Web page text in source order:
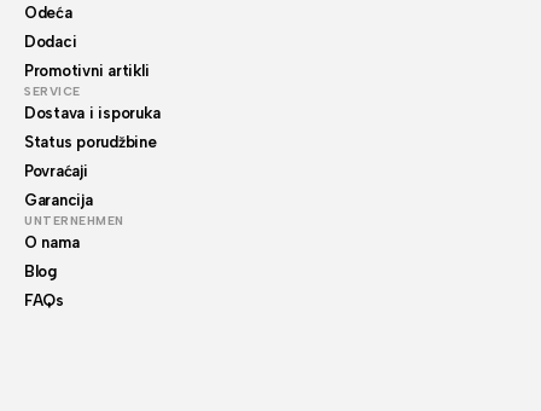
Odeća
Dodaci
Promotivni artikli
SERVICE
Dostava i isporuka
Status porudžbine
Povraćaji
Garancija
UNTERNEHMEN
O nama
Blog
FAQs